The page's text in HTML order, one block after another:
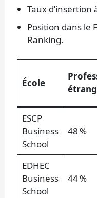
Taux d’insertion
Position dans le
Ranking.
École
ESCP
Business
School
48 %
EDHEC
Business
School
44 %